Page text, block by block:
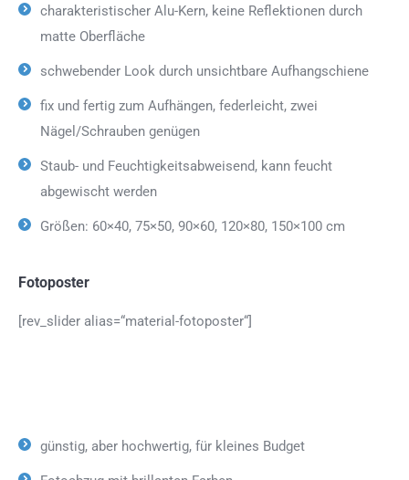
charakteristischer Alu-Kern, keine Reflektionen durch
matte Oberfläche
schwebender Look durch unsichtbare Aufhangschiene
fix und fertig zum Aufhängen, federleicht, zwei
Nägel/Schrauben genügen
Staub- und Feuchtigkeitsabweisend, kann feucht
abgewischt werden
Größen: 60×40, 75×50, 90×60, 120×80, 150×100 cm
Fotoposter
[rev_slider alias=“material-fotoposter“]
günstig, aber hochwertig, für kleines Budget